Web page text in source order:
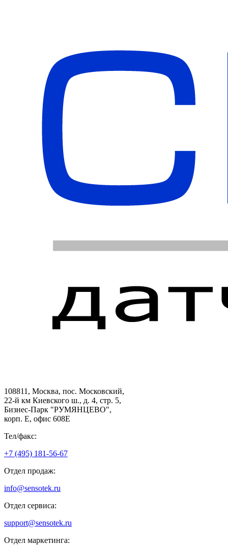
108811, Москва, пос. Московский,
22-й км Киевского ш., д. 4, стр. 5,
Бизнес-Парк "РУМЯНЦЕВО",
корп. Е, офис 608E
Тел/факс:
+7 (495) 181-56-67
Отдел продаж:
info@sensotek.ru
Отдел сервиса:
support@sensotek.ru
Отдел маркетинга: